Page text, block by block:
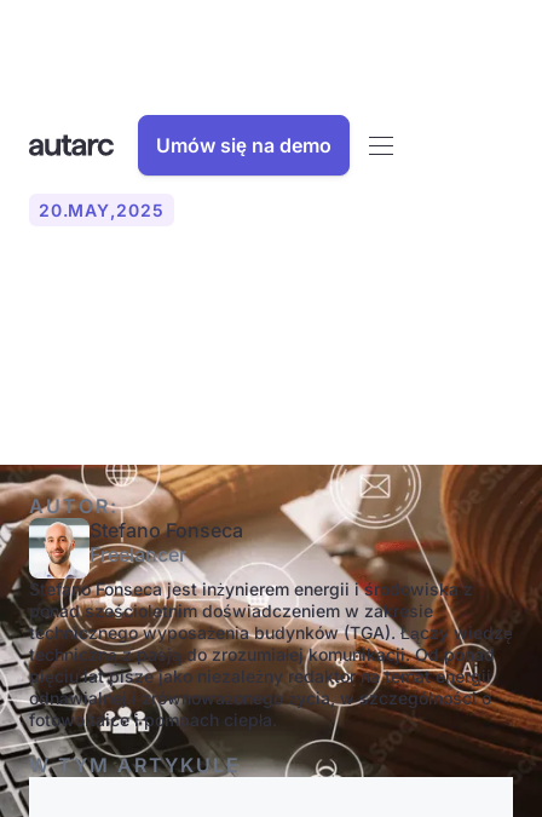
Umów się na demo
20.MAY,2025
AUTOR:
Stefano Fonseca
Freelancer
Stefano Fonseca jest inżynierem energii i środowiska z
ponad sześcioletnim doświadczeniem w zakresie
technicznego wyposażenia budynków (TGA). Łączy wiedzę
techniczną z pasją do zrozumiałej komunikacji. Od ponad
pięciu lat pisze jako niezależny redaktor na temat energii
odnawialnej i zrównoważonego życia, w szczególności o
fotowoltaice i pompach ciepła.
W TYM ARTYKULE